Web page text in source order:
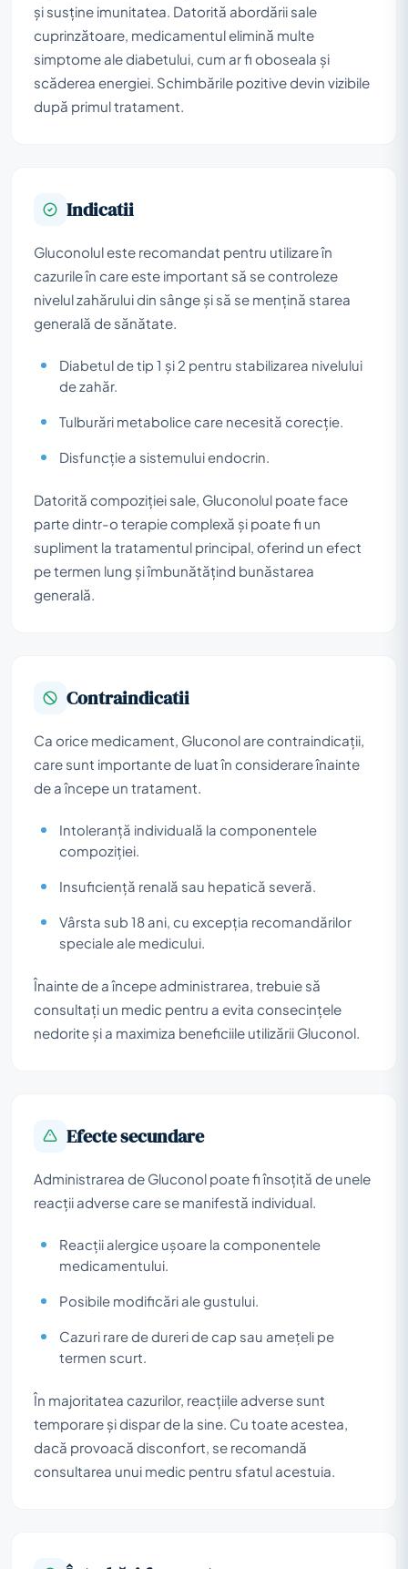
și susține imunitatea. Datorită abordării sale
cuprinzătoare, medicamentul elimină multe
simptome ale diabetului, cum ar fi oboseala și
scăderea energiei. Schimbările pozitive devin vizibile
după primul tratament.
Indicatii
Gluconolul este recomandat pentru utilizare în
cazurile în care este important să se controleze
nivelul zahărului din sânge și să se mențină starea
generală de sănătate.
Diabetul de tip 1 și 2 pentru stabilizarea nivelului
de zahăr.
Tulburări metabolice care necesită corecție.
Disfuncție a sistemului endocrin.
Datorită compoziției sale, Gluconolul poate face
parte dintr-o terapie complexă și poate fi un
supliment la tratamentul principal, oferind un efect
pe termen lung și îmbunătățind bunăstarea
generală.
Contraindicatii
Ca orice medicament, Gluconol are contraindicații,
care sunt importante de luat în considerare înainte
de a începe un tratament.
Intoleranță individuală la componentele
compoziției.
Insuficiență renală sau hepatică severă.
Vârsta sub 18 ani, cu excepția recomandărilor
speciale ale medicului.
Înainte de a începe administrarea, trebuie să
consultați un medic pentru a evita consecințele
nedorite și a maximiza beneficiile utilizării Gluconol.
Efecte secundare
Administrarea de Gluconol poate fi însoțită de unele
reacții adverse care se manifestă individual.
Reacții alergice ușoare la componentele
medicamentului.
Posibile modificări ale gustului.
Cazuri rare de dureri de cap sau amețeli pe
termen scurt.
În majoritatea cazurilor, reacțiile adverse sunt
temporare și dispar de la sine. Cu toate acestea,
dacă provoacă disconfort, se recomandă
consultarea unui medic pentru sfatul acestuia.